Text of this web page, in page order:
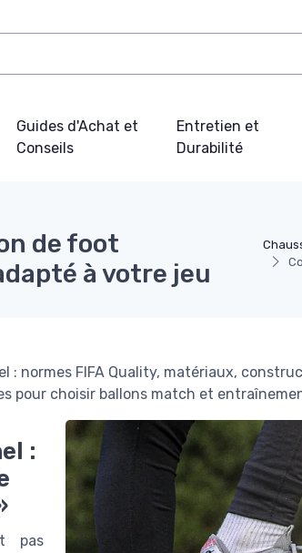
Guides d'Achat et
Conseils
Entretien et
Durabilité
de foot
à votre jeu
: normes FIFA Quality, matériaux,
pour choisir ballons match et
:
pas